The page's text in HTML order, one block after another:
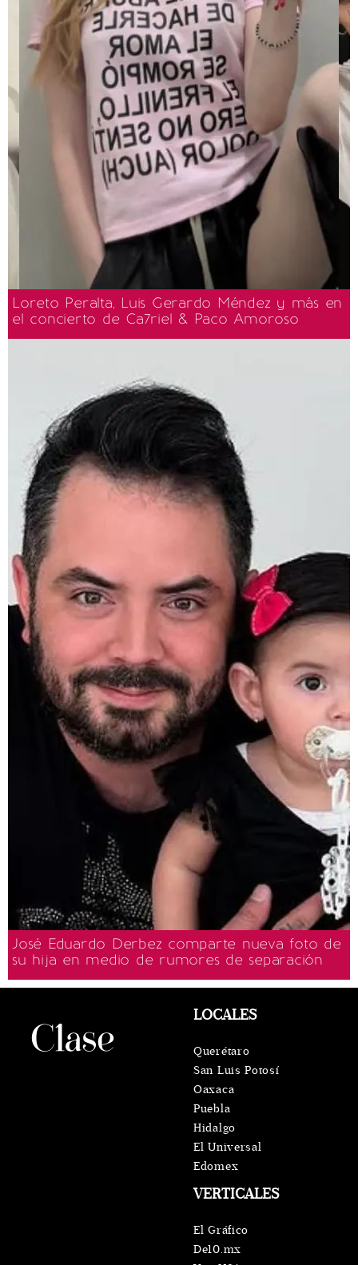
Loreto Peralta, Luis Gerardo Méndez y más en
el concierto de Ca7riel & Paco Amoroso
José Eduardo Derbez comparte nueva foto de
su hija en medio de rumores de separación
VERTICALES
El Gráfico
De10.mx
LOCALES
Querétaro
San Luis Potosí
Oaxaca
Puebla
Hidalgo
El Universal
Edomex